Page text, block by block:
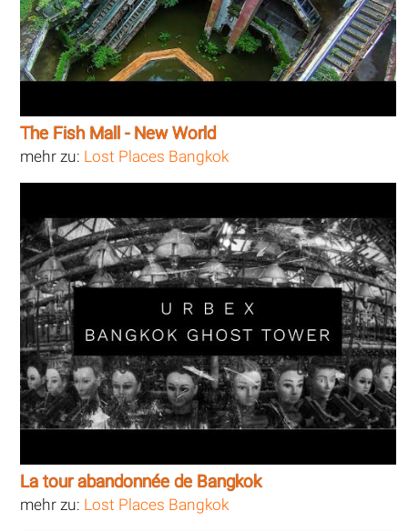
The Fish Mall - New World
mehr zu: Lost Places Bangkok
La tour abandonnée de Bangkok
mehr zu: Lost Places Bangkok